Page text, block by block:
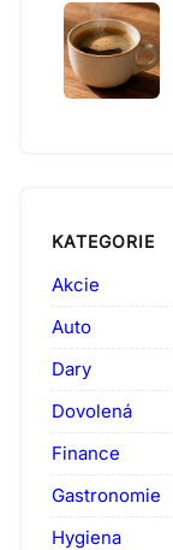
KATEGORIE
Akcie
Auto
Dary
Dovolená
Finance
Gastronomie
Hygiena